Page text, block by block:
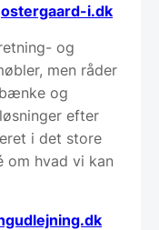
ostergaard-i.dk
og
men råder
og
efter
i det store
om hvad vi kan